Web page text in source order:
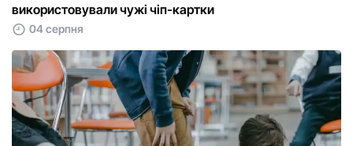
використовували чужі чіп-картки
04 серпня